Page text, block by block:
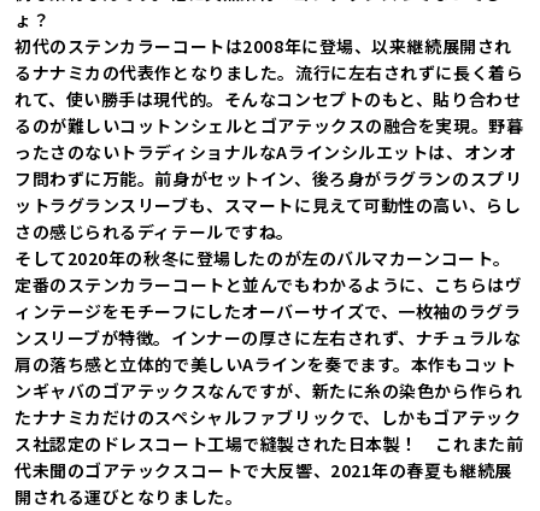
ょ？
初代のステンカラーコートは2008年に登場、以来継続展開され
るナナミカの代表作となりました。流行に左右されずに長く着ら
れて、使い勝手は現代的。そんなコンセプトのもと、貼り合わせ
るのが難しいコットンシェルとゴアテックスの融合を実現。野暮
ったさのないトラディショナルなAラインシルエットは、オンオ
フ問わずに万能。前身がセットイン、後ろ身がラグランのスプリ
ットラグランスリーブも、スマートに見えて可動性の高い、らし
さの感じられるディテールですね。
そして2020年の秋冬に登場したのが左のバルマカーンコート。
定番のステンカラーコートと並んでもわかるように、こちらはヴ
ィンテージをモチーフにしたオーバーサイズで、一枚袖のラグラ
ンスリーブが特徴。インナーの厚さに左右されず、ナチュラルな
肩の落ち感と立体的で美しいAラインを奏でます。本作もコット
ンギャバのゴアテックスなんですが、新たに糸の染色から作られ
たナナミカだけのスペシャルファブリックで、しかもゴアテック
ス社認定のドレスコート工場で縫製された日本製！ これまた前
代未聞のゴアテックスコートで大反響、2021年の春夏も継続展
開される運びとなりました。